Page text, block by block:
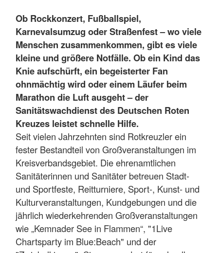
Ob Rockkonzert, Fußballspiel,
Karnevalsumzug oder Straßenfest – wo viele
Menschen zusammenkommen, gibt es viele
kleine und größere Notfälle. Ob ein Kind das
Knie aufschürft, ein begeisterter Fan
ohnmächtig wird oder einem Läufer beim
Marathon die Luft ausgeht – der
Sanitätswachdienst des Deutschen Roten
Kreuzes leistet schnelle Hilfe.
Seit vielen Jahrzehnten sind Rotkreuzler ein
fester Bestandteil von Großveranstaltungen im
Kreisverbandsgebiet. Die ehrenamtlichen
Sanitäterinnen und Sanitäter betreuen Stadt-
und Sportfeste, Reitturniere, Sport-, Kunst- und
Kulturveranstaltungen, Kundgebungen und die
jährlich wiederkehrenden Großveranstaltungen
wie „Kemnader See in Flammen“, "1Live
Chartsparty im Blue:Beach" und der